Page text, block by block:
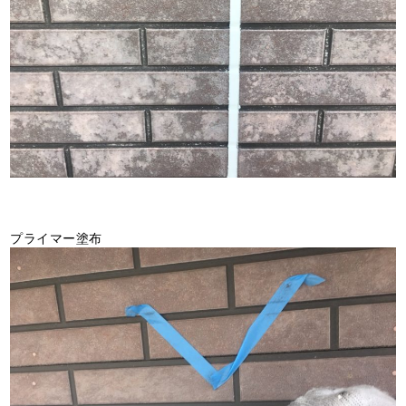
プライマー塗布